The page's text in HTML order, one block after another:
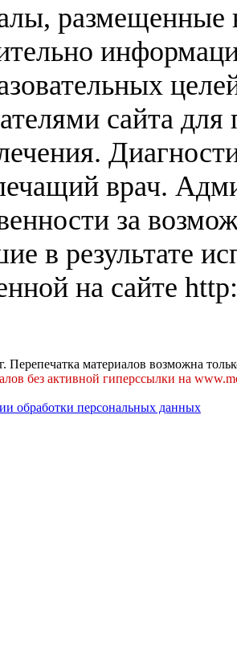
размещенные
сайта
врач.
за
в результате
на сайте
материалов возможна
без активной гиперссылки на
обработки персональных данных